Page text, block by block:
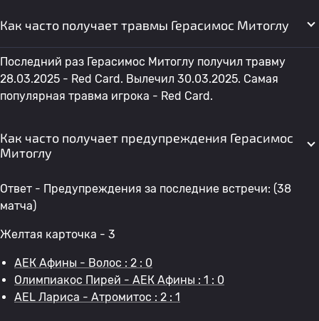
Как часто получает травмы Герасимос Митоглу
Последний раз Герасимос Митоглу получил травму
28.03.2025 - Red Card. Вылечил 30.03.2025. Самая
популярная травма игрока - Red Card.
Как часто получает предупреждения Герасимос
Митоглу
Ответ - Предупреждения за последние встречи: (38
матча)
Желтая карточка - 3
АЕК Афины - Волос : 2 : 0
Олимпиакос Пирей - АЕК Афины : 1 : 0
AEL Лариса - Атромитос : 2 : 1